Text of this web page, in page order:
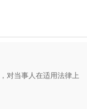
，对当事人在适用法律上